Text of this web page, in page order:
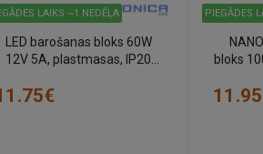
LAIKS ~1 NEDĒĻA
LED barošanas bloks 60W
12V 5A, plastmasas, IP20
PIEGĀDES
bloks